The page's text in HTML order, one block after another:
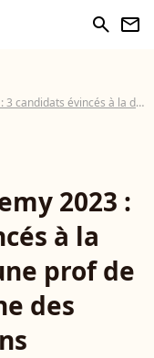
search newsletter
minute, une prof de la saison donne des explications
2023 :
à la
prof de
des